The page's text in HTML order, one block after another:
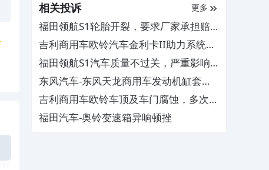
相关投诉 更多
福田领航S1轮胎开裂，要求厂家承担赔
偿责任
吉利商用车欧铃汽车金利卡II助力系统有
问题，4S店没配件不给维修
福田领航S1汽车质量不过关，严重影响
生命财产安全
东风汽车-东风天龙商用车发动机缸套出
现蜂窝状锈蚀
吉利商用车欧铃车顶及车门腐蚀，多次与
厂家售后协商无果
福田汽车-奥铃变速箱异响顿挫